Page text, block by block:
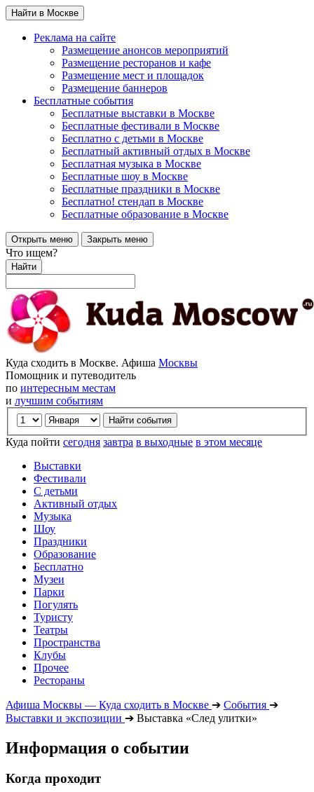
Найти в Москве
Реклама на сайте
Размещение анонсов мероприятий
Размещение ресторанов и кафе
Размещение мест и площадок
Размещение баннеров
Бесплатные события
Бесплатные выставки в Москве
Бесплатные фестивали в Москве
Бесплатно с детьми в Москве
Бесплатный активный отдых в Москве
Бесплатная музыка в Москве
Бесплатные шоу в Москве
Бесплатные праздники в Москве
Бесплатно! стендап в Москве
Бесплатные образование в Москве
Открыть меню Закрыть меню
Что ищем?
Найти
Куда сходить в Москве. Афиша Москвы
Помощник и путеводитель
по интересным местам
и лучшим событиям
Куда пойти сегодня завтра в выходные в этом месяце
Выставки
Фестивали
С детьми
Активный отдых
Музыка
Шоу
Праздники
Образование
Бесплатно
Музеи
Парки
Погулять
Туристу
Театры
Пространства
Клубы
Прочее
Рестораны
Афиша Москвы — Куда сходить в Москве ➔ События ➔
Выставки и экспозиции ➔ Выставка «След улитки»
Информация о событии
Когда проходит